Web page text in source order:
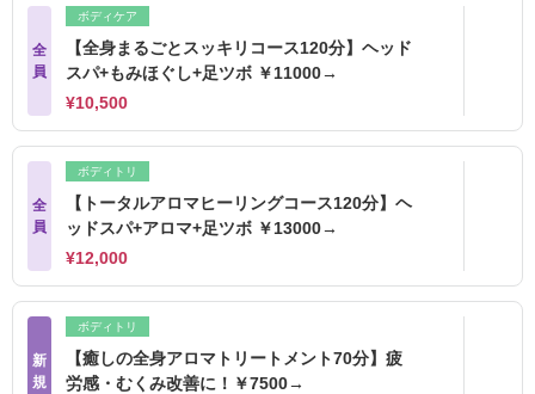
全
員
ボディケア
【全身まるごとスッキリコース120分】ヘッド
スパ+もみほぐし+足ツボ ￥11000→
¥10,500
全
員
ボディトリ
【トータルアロマヒーリングコース120分】ヘ
ッドスパ+アロマ+足ツボ ￥13000→
¥12,000
新
規
ボディトリ
【癒しの全身アロマトリートメント70分】疲
労感・むくみ改善に！￥7500→